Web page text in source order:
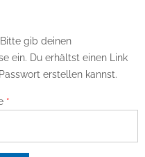
gib deinen
ein. Du erhältst einen Link
erstellen kannst.
*